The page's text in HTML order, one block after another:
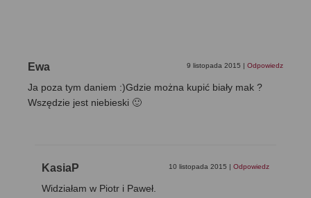
Ewa 9 listopada 2015 | Odpowiedz
Ja poza tym daniem :)Gdzie można kupić biały mak ?
Wszędzie jest niebieski 🙂
KasiaP 10 listopada 2015 | Odpowiedz
Widziałam w Piotr i Paweł.